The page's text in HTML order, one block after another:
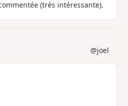
(très intéressante).
@joel